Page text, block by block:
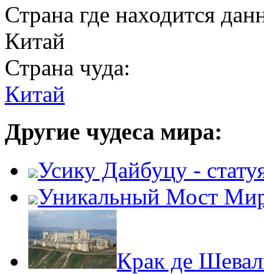
Страна где находится
Китай
Страна чуда:
Китай
Другие чудеса мира:
Усику Дайбуцу -
Уникальный Мост
Крак де